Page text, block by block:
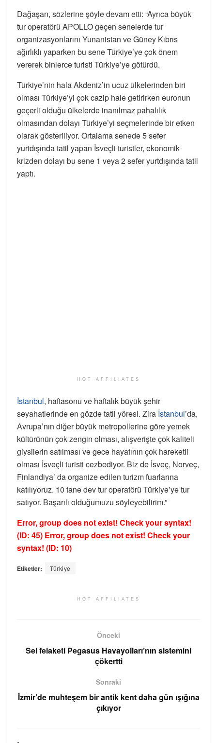
Dağaşan, sözlerine şöyle devam etti: “Ayrıca büyük
tur operatörü APOLLO geçen senelerde tur
organizasyonlarını Yunanistan ve Güney Kıbrıs
ağırlıklı yaparken bu sene Türkiye’ye çok önem
vererek binlerce turisti Türkiye’ye götürdü.
Türkiye’nin hala Akdeniz’in ucuz ülkelerinden biri
olması Türkiye’yi çok cazip hale getirirken euronun
geçerli olduğu ülkelerde inanılmaz pahalılık
olmasından dolayı Türkiye’yi seçmelerinde bir etken
olarak gösteriliyor. Ortalama senede 5 sefer
yurtdışında tatil yapan İsveçli turistler, ekonomik
krizden dolayı bu sene 1 veya 2 sefer yurtdışında tatil
yaptı.
HOT AFFILIATES
İstanbul, haftasonu ve haftalık büyük şehir
seyahatlerinde en gözde tatil yöresi. Zira İstanbul’da,
Avrupa’nın diğer büyük metropollerine göre yemek
kültürünün çok zengin olması, alışverişte çok kaliteli
giysilerin satılması ve gece hayatının çok hareketli
olması İsveçli turisti cezbediyor. Biz de İsveç, Norveç,
Finlandiya’ da organize edilen turizm fuarlarına
katılıyoruz. 10 tane dev tur operatörü Türkiye’ye tur
satıyor. Başarılı olduğumuzu söyleyebilirim.”
Error, group does not exist! Check your syntax!
(ID: 45) Error, group does not exist! Check your
syntax! (ID: 10)
Etiketler: Türkiye
HOT AFFILIATES
Önceki
Sel felaketi Pegasus Havayolları’nın sistemini
çökertti
Sonraki
İzmir’de muhteşem bir antik kent daha gün ışığına
çıkıyor